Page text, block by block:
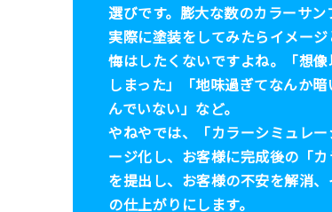
選びです。膨大な数のカラーサン
実際に塗装をしてみたらイメー
悔はしたくないですよね。「想
しまった」「地味過ぎてなんか
んでいない」など。
やねやでは、「カラーシミュレ
ージ化し、お客様に完成後の「カ
を提出し、お客様の不安を解消
の仕上がりにします。